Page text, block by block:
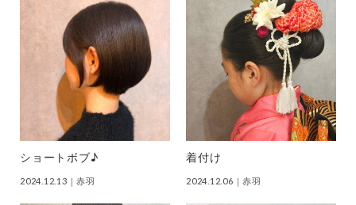
ショートボブ♪
2024.12.13 ｜赤羽
着付け
2024.12.06 ｜赤羽